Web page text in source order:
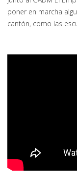
poner en marcha
cantón, como las